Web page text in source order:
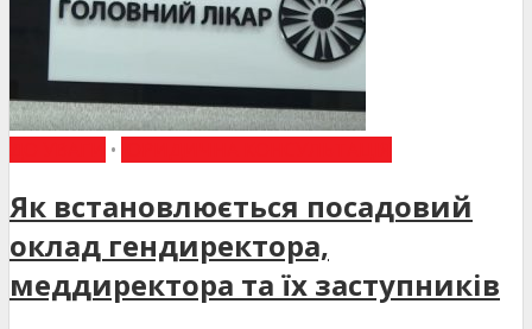
•
Як встановлюється посадовий
оклад гендиректора,
меддиректора та їх заступників